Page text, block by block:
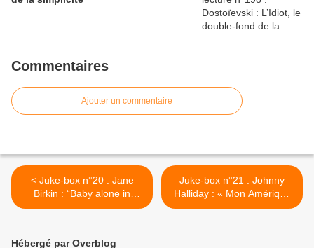
Commentaires
Ajouter un commentaire
< Juke-box n°20 : Jane
Birkin : “Baby alone in
Babylon”, les larmes sous
Juke-box n°21 : Johnny
Halliday : « Mon Amérique
à moi », malgré la
Hébergé par Overblog